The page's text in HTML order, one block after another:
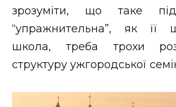
зрозуміти, що таке
“упражнительна”, як її
школа, треба трохи
структуру ужгородської